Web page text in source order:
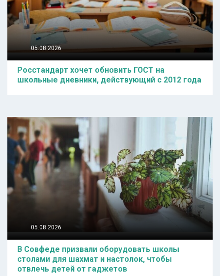
05.08.2026
Росстандарт хочет обновить ГОСТ на
школьные дневники, действующий с 2012 года
05.08.2026
В Совфеде призвали оборудовать школы
столами для шахмат и настолок, чтобы
отвлечь детей от гаджетов